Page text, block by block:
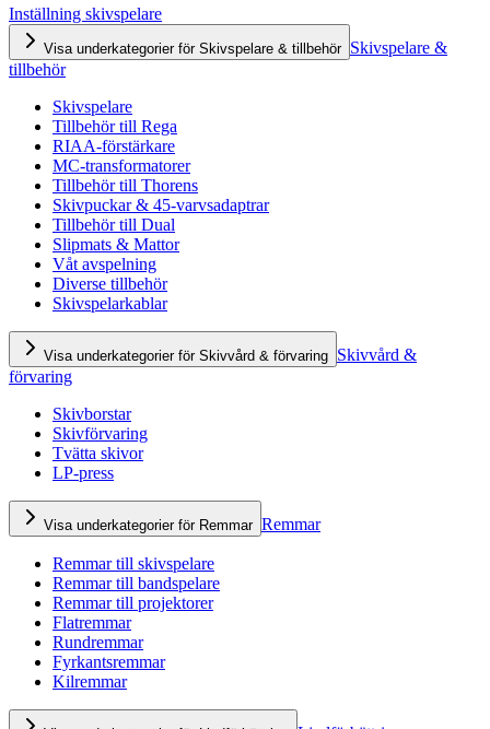
Inställning skivspelare
Visa underkategorier för Skivspelare & tillbehör Skivspelare &
tillbehör
Skivspelare
Tillbehör till Rega
RIAA-förstärkare
MC-transformatorer
Tillbehör till Thorens
Skivpuckar & 45-varvsadaptrar
Tillbehör till Dual
Slipmats & Mattor
Våt avspelning
Diverse tillbehör
Skivspelarkablar
Visa underkategorier för Skivvård & förvaring Skivvård &
förvaring
Skivborstar
Skivförvaring
Tvätta skivor
LP-press
Visa underkategorier för Remmar Remmar
Remmar till skivspelare
Remmar till bandspelare
Remmar till projektorer
Flatremmar
Rundremmar
Fyrkantsremmar
Kilremmar